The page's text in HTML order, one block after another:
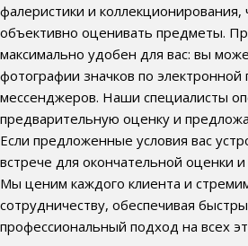
фалеристики и коллекционирования,
объективно оценивать предметы.
максимально удобен для вас: вы
фотографии значков по
мессенджеров. Наши специалисты
предварительную оценку и
Если предложенные условия вас
встрече для окончательной оценки
Мы ценим каждого клиента и
сотрудничеству, обеспечивая
профессиональный подход на всех